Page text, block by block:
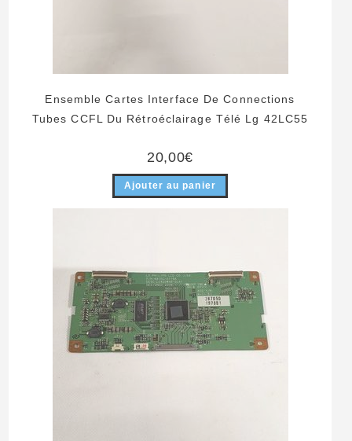
Ensemble Cartes Interface De Connections
Tubes CCFL Du Rétroéclairage Télé Lg 42LC55
20,00€
Ajouter au panier